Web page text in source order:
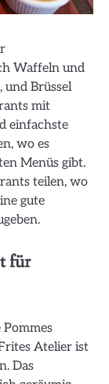
Waffeln und
Brüssel
mit
einfachste
wo es
Menüs gibt.
teilen, wo
gute
für
Pommes
Atelier ist
Das